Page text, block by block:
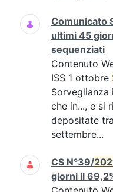
Comunicato
ultimi 45
sequenziati
Contenuto
ISS 1 ottobre
Sorveglianza
che in..., e si
depositate
settembre...
CS N°39/
giorni il